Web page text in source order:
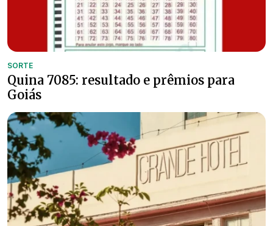
SORTE
Quina 7085: resultado e prêmios para
Goiás